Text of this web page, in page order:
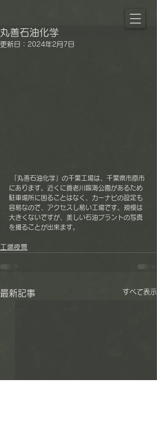
丸善石油化学
更新日： 2024年2月7日
にあります。近くに養老川臨海公園があるため
駐車場所に困ることはなく、カーナビの設定も
容易なので、アクセスし易い工場です。規模は
大きくないですが、美しい石油プラントの写真
を撮ることが出来ます。
工場夜景
最新記事 すべて表示